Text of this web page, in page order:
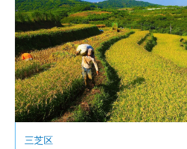
三芝区